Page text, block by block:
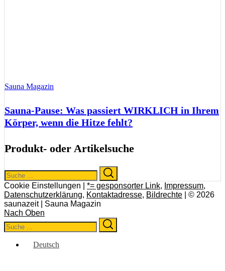
Sauna Magazin
Sauna-Pause: Was passiert WIRKLICH in Ihrem
Körper, wenn die Hitze fehlt?
Produkt- oder Artikelsuche
Search
for:
Cookie Einstellungen | *= gesponsorter Link, Impressum,
Datenschutzerklärung, Kontaktadresse, Bildrechte | © 2026
saunazeit | Sauna Magazin
Nach Oben
Search
for:
Deutsch